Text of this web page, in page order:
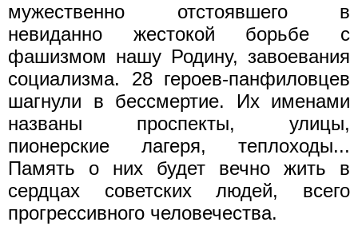
мужественно отстоявшего в
невиданно жестокой борьбе с
фашизмом нашу Родину, завоевания
социализма. 28 героев-панфиловцев
шагнули в бессмертие. Их именами
названы проспекты, улицы,
пионерские лагеря, теплоходы...
Память о них будет вечно жить в
сердцах советских людей, всего
прогрессивного человечества.